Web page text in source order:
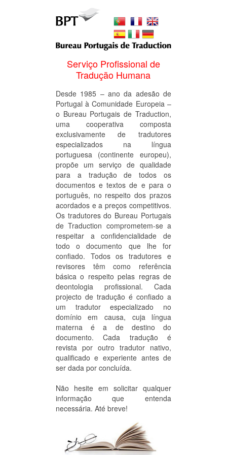
Serviço Profissional de
Tradução Humana
Desde 1985 – ano da adesão de
Portugal à Comunidade Europeia –
o Bureau Portugais de Traduction,
uma cooperativa composta
exclusivamente de tradutores
especializados na língua
portuguesa (continente europeu),
propõe um serviço de qualidade
para a tradução de todos os
documentos e textos de e para o
português, no respeito dos prazos
acordados e a preços competitivos.
Os tradutores do Bureau Portugais
de Traduction comprometem-se a
respeitar a confidencialidade de
todo o documento que lhe for
confiado. Todos os tradutores e
revisores têm como referência
básica o respeito pelas regras de
deontologia profissional. Cada
projecto de tradução é confiado a
um tradutor especializado no
domínio em causa, cuja língua
materna é a de destino do
documento. Cada tradução é
revista por outro tradutor nativo,
qualificado e experiente antes de
ser dada por concluída.
Não hesite em solicitar qualquer
informação que entenda
necessária. Até breve!